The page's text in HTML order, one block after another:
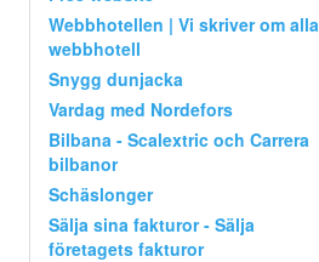
Webbhotellen | Vi skriver om alla
webbhotell
Snygg dunjacka
Vardag med Nordefors
Bilbana - Scalextric och Carrera
bilbanor
Schäslonger
Sälja sina fakturor - Sälja
företagets fakturor